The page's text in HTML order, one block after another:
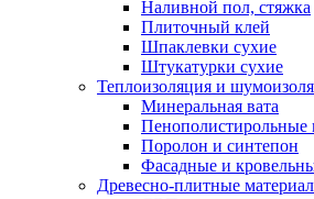
Наливной пол, стяжка
Плиточный клей
Шпаклевки сухие
Штукатурки сухие
Теплоизоляция и
Минеральная вата
Пенополистирольные
Поролон и синтепон
Фасадные и
Древесно-плитные